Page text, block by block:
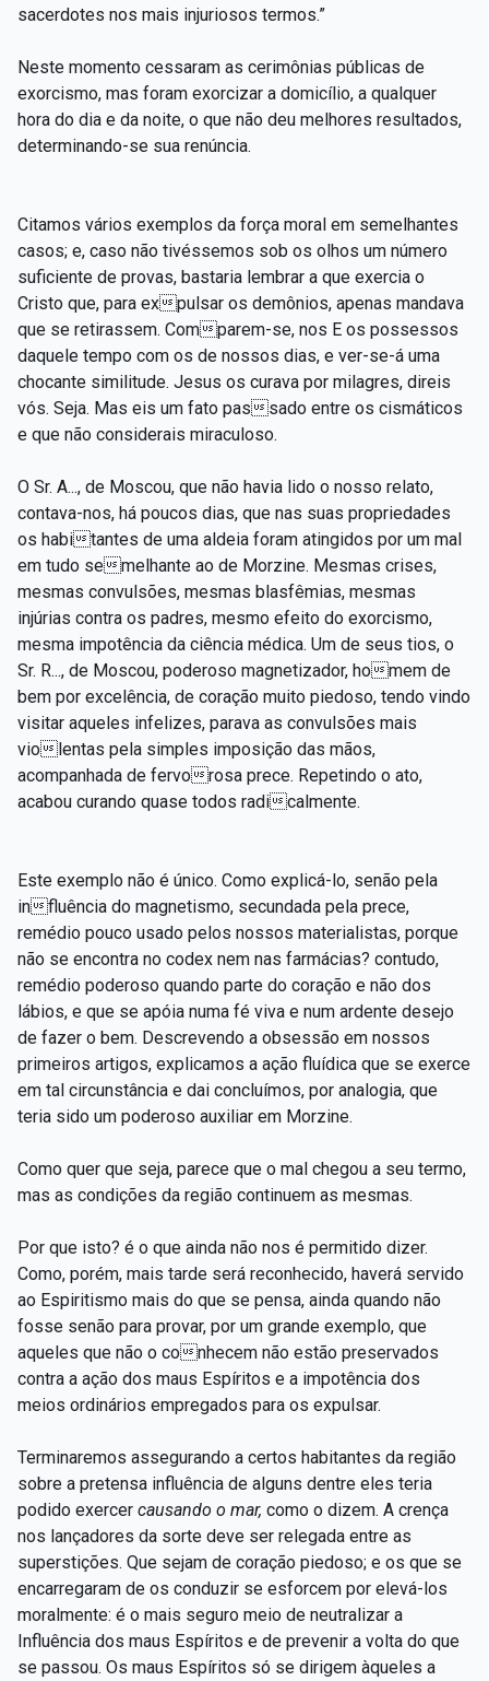
sacerdotes nos mais injuriosos termos.”
Neste momento cessaram as cerimônias públicas de
exorcismo, mas foram exorcizar a domicílio, a qualquer
hora do dia e da noite, o que não deu melhores resultados,
determinando-se sua renúncia.
Citamos vários exemplos da força moral em semelhantes
casos; e, caso não tivéssemos sob os olhos um número
suficiente de provas, bastaria lembrar a que exercia o
Cristo que, para expulsar os demônios, apenas mandava
que se retirassem. Comparem-se, nos E os possessos
daquele tempo com os de nossos dias, e ver-se-á uma
chocante similitude. Jesus os curava por milagres, direis
vós. Seja. Mas eis um fato passado entre os cismáticos
e que não considerais miraculoso.
O Sr. A..., de Moscou, que não havia lido o nosso relato,
contava-nos, há poucos dias, que nas suas propriedades
os habitantes de uma aldeia foram atingidos por um mal
em tudo semelhante ao de Morzine. Mesmas crises,
mesmas convulsões, mesmas blasfêmias, mesmas
injúrias contra os padres, mesmo efeito do exorcismo,
mesma impotência da ciência médica. Um de seus tios, o
Sr. R..., de Moscou, poderoso magnetizador, homem de
bem por excelência, de coração muito piedoso, tendo vindo
visitar aqueles infelizes, parava as convulsões mais
violentas pela simples imposição das mãos,
acompanhada de fervorosa prece. Repetindo o ato,
acabou curando quase todos radicalmente.
Este exemplo não é único. Como explicá-lo, senão pela
influência do magnetismo, secundada pela prece,
remédio pouco usado pelos nossos materialistas, porque
não se encontra no codex nem nas farmácias? contudo,
remédio poderoso quando parte do coração e não dos
lábios, e que se apóia numa fé viva e num ardente desejo
de fazer o bem. Descrevendo a obsessão em nossos
primeiros artigos, explicamos a ação fluídica que se exerce
em tal circunstância e dai concluímos, por analogia, que
teria sido um poderoso auxiliar em Morzine.
Como quer que seja, parece que o mal chegou a seu termo,
mas as condições da região continuem as mesmas.
Por que isto? é o que ainda não nos é permitido dizer.
Como, porém, mais tarde será reconhecido, haverá servido
ao Espiritismo mais do que se pensa, ainda quando não
fosse senão para provar, por um grande exemplo, que
aqueles que não o conhecem não estão preservados
contra a ação dos maus Espíritos e a impotência dos
meios ordinários empregados para os expulsar.
Terminaremos assegurando a certos habitantes da região
sobre a pretensa influência de alguns dentre eles teria
podido exercer causando o mar, como o dizem. A crença
nos lançadores da sorte deve ser relegada entre as
superstições. Que sejam de coração piedoso; e os que se
encarregaram de os conduzir se esforcem por elevá-los
moralmente: é o mais seguro meio de neutralizar a
Influência dos maus Espíritos e de prevenir a volta do que
se passou. Os maus Espíritos só se dirigem àqueles a